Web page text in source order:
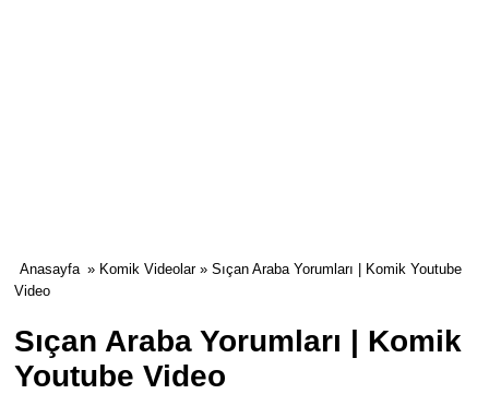
Anasayfa » Komik Videolar» Sıçan Araba Yorumları | Komik Youtube
Video
Sıçan Araba Yorumları | Komik
Youtube Video